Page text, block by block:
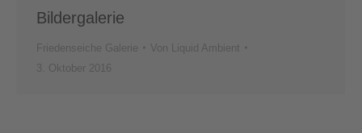
Bildergalerie
Friedenseiche Galerie Von
Liquid Ambient
3. Oktober 2016